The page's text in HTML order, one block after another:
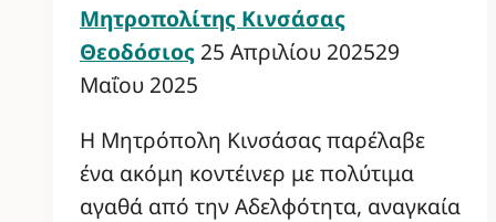
Μητροπολίτης Κινσάσας
Θεοδόσιος 25 Απριλίου 202529
Μαΐου 2025
Η Μητρόπολη Κινσάσας παρέλαβε
ένα ακόμη κοντέινερ με πολύτιμα
αγαθά από την Αδελφότητα, αναγκαία